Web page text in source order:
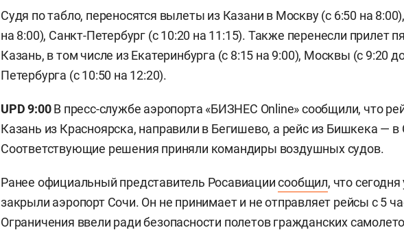
Судя по табло, переносятся вылеты из Казани в Москву (с 6:50 на
на 8:00), Санкт-Петербург (с 10:20 на 11:15). Также перенесли прилет
Казань, в том числе из Екатеринбурга (с 8:15 на 9:00), Москвы (с 9:20
Петербурга (с 10:50 на 12:20).
UPD 9:00В пресс-службе аэропорта «БИЗНЕС Online» сообщили, что
Казань из Красноярска, направили в Бегишево, а рейс из Бишкека — в
Соответствующие решения приняли командиры воздушных судов.
Ранее официальный представитель Росавиациисообщил, что
закрыли аэропорт Сочи. Он не принимает и не отправляет рейсы с 5
Ограничения ввели ради безопасности полетов гражданских